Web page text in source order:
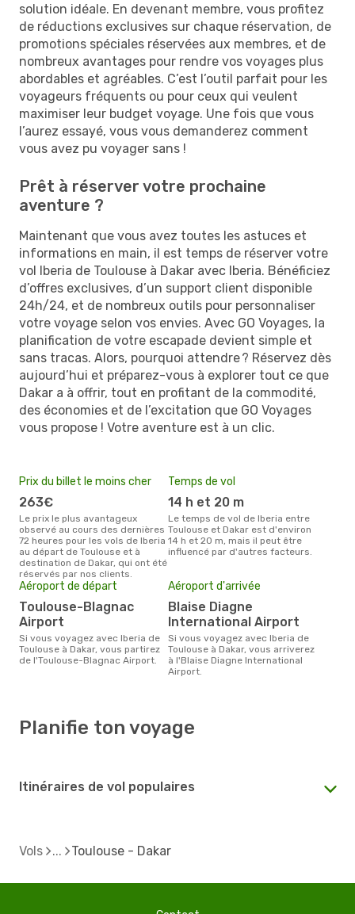
solution idéale. En devenant membre, vous profitez
de réductions exclusives sur chaque réservation, de
promotions spéciales réservées aux membres, et de
nombreux avantages pour rendre vos voyages plus
abordables et agréables. C’est l’outil parfait pour les
voyageurs fréquents ou pour ceux qui veulent
maximiser leur budget voyage. Une fois que vous
l’aurez essayé, vous vous demanderez comment
vous avez pu voyager sans !
Prêt à réserver votre prochaine
aventure ?
Maintenant que vous avez toutes les astuces et
informations en main, il est temps de réserver votre
vol Iberia de Toulouse à Dakar avec Iberia. Bénéficiez
d’offres exclusives, d’un support client disponible
24h/24, et de nombreux outils pour personnaliser
votre voyage selon vos envies. Avec GO Voyages, la
planification de votre escapade devient simple et
sans tracas. Alors, pourquoi attendre ? Réservez dès
aujourd’hui et préparez-vous à explorer tout ce que
Dakar a à offrir, tout en profitant de la commodité,
des économies et de l’excitation que GO Voyages
vous propose ! Votre aventure est à un clic.
Prix du billet le moins cher
263€
Le prix le plus avantageux
observé au cours des dernières
72 heures pour les vols de Iberia
au départ de Toulouse et à
destination de Dakar, qui ont été
réservés par nos clients.
Temps de vol
14 h et 20 m
Le temps de vol de Iberia entre
Toulouse et Dakar est d'environ
14 h et 20 m, mais il peut être
influencé par d'autres facteurs.
Aéroport de départ
Toulouse-Blagnac
Airport
Si vous voyagez avec Iberia de
Toulouse à Dakar, vous partirez
de l'Toulouse-Blagnac Airport.
Aéroport d'arrivée
Blaise Diagne
International Airport
Si vous voyagez avec Iberia de
Toulouse à Dakar, vous arriverez
à l'Blaise Diagne International
Airport.
Planifie ton voyage
Itinéraires de vol populaires
Vols Toulouse - Dakar